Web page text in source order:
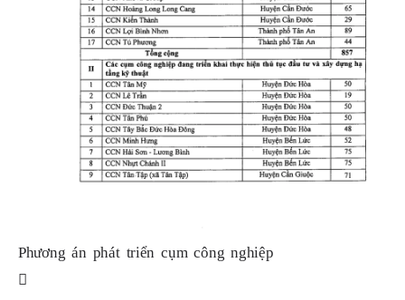
Phương án phát triển cụm công nghiệp